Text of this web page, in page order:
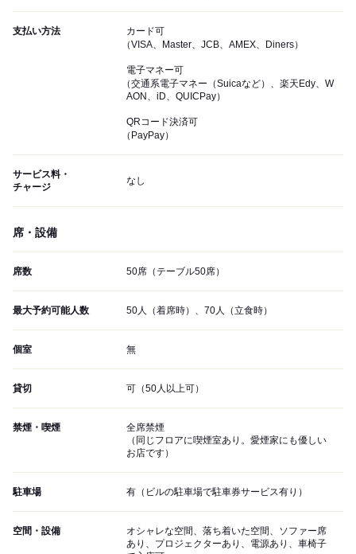
支払い方法
カード可
（VISA、Master、JCB、AMEX、Diners）
電子マネー可
（交通系電子マネー（Suicaなど）、楽天Edy、W
AON、iD、QUICPay）
QRコード決済可
（PayPay）
サービス料・
チャージ
なし
席・設備
席数 50席（テーブル50席）
最大予約可能人数 50人（着席時）、70人（立食時）
個室 無
貸切 可（50人以上可）
禁煙・喫煙
全席禁煙
（同じフロアに喫煙室あり。愛煙家にも優しい
お店です）
駐車場 有（ビルの駐車場で駐車券サービス有り）
空間・設備
オシャレな空間、落ち着いた空間、ソファー席
あり、プロジェクターあり、電源あり、車椅子